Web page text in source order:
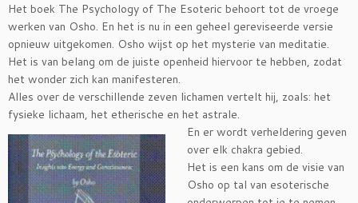
Het boek The Psychology of The Esoteric behoort tot de vroege
werken van Osho. En het is nu in een geheel gereviseerde versie
opnieuw uitgekomen. Osho wijst op het mysterie van meditatie.
Het is van belang om de juiste openheid hiervoor te hebben, zodat
het wonder zich kan manifesteren.
Alles over de verschillende zeven lichamen vertelt hij, zoals: het
fysieke lichaam, het etherische en het astrale.
En er wordt verheldering geven
over elk chakra gebied.
Het is een kans om de visie van
Osho op tal van esoterische